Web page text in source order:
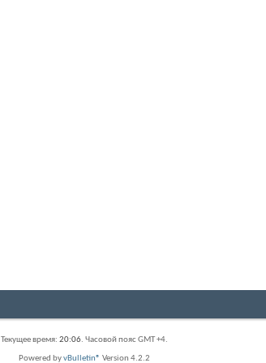
Текущее время: 20:06. Часовой пояс GMT +4.
Powered byvBulletin® Version 4.2.2